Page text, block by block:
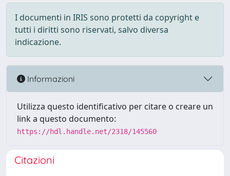
I documenti in IRIS sono protetti da copyright e
tutti i diritti sono riservati, salvo diversa
indicazione.
Informazioni
Utilizza questo identificativo per citare o creare un
link a questo documento:
https://hdl.handle.net/2318/145560
Citazioni